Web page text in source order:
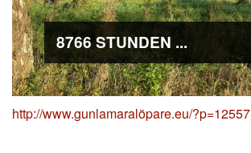
8766 STUNDEN ...
http://www.gunlamaralöpare.eu/?p=12557